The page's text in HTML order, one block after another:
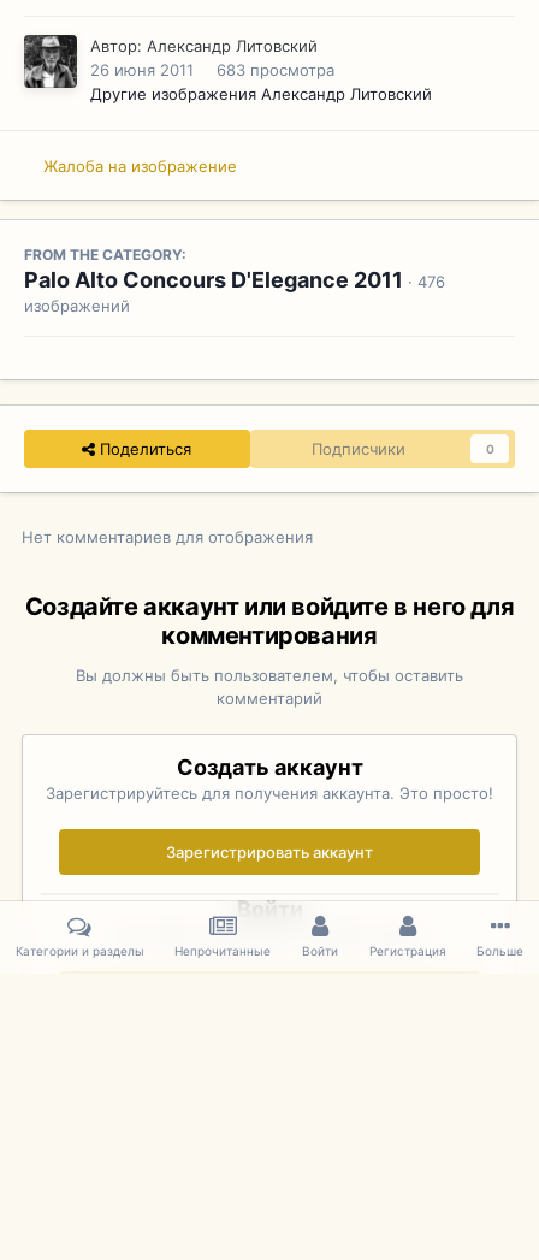
Автор: Александр Литовский
26 июня 2011
683 просмотра
Другие изображения Александр Литовский
Жалоба на изображение
FROM THE CATEGORY:
Palo Alto Concours D'Elegance 2011 · 476
изображений
Поделиться Подписчики 0
Нет комментариев для отображения
Создайте аккаунт или войдите в него для
комментирования
Вы должны быть пользователем, чтобы оставить
комментарий
Создать аккаунт
Зарегистрируйтесь для получения аккаунта. Это просто!
Зарегистрировать аккаунт
Войти
Уже зарегистрированы? Войдите здесь.
Категории и разделы Непрочитанные Войти Регистрация Больше